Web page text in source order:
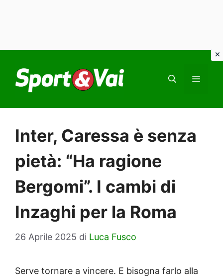
contenuto
Inter, Caressa è senza
pietà: “Ha ragione
Bergomi”. I cambi di
Inzaghi per la Roma
26 Aprile 2025 di Luca Fusco
Serve tornare a vincere. E bisogna farlo alla